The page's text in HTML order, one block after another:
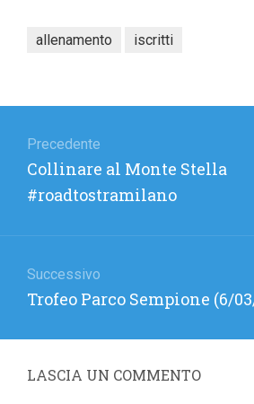
allenamento iscritti
articoli
Precedente
Articolo
precedente:
Collinare al Monte Stella
#roadtostramilano
Successivo
Articolo
Trofeo Parco Sempione (6/
LASCIA UN COMMENTO